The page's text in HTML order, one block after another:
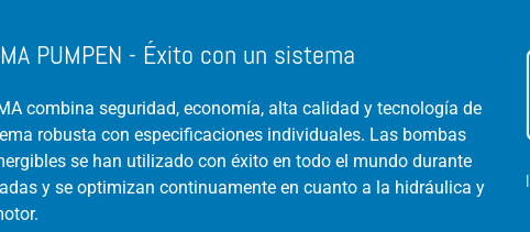
PUMPEN - Éxito con un sistema
combina seguridad, economía, alta calidad y tecnología de
robusta con especificaciones individuales. Las bombas
se han utilizado con éxito en todo el mundo durante
y se optimizan continuamente en cuanto a la hidráulica y